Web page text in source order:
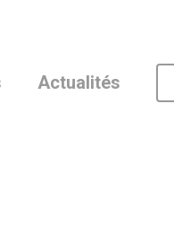
Actualités